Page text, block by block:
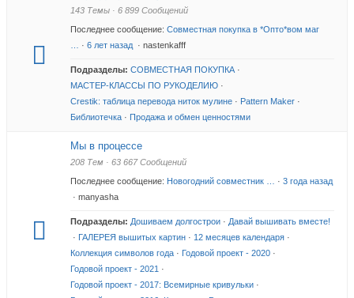
143 Темы · 6 899 Сообщений
Последнее сообщение: Совместная покупка в *Опто*вом маг
· 6 лет назад · nastenkafff
Подразделы: СОВМЕСТНАЯ ПОКУПКА ·
МАСТЕР-КЛАССЫ ПО РУКОДЕЛИЮ ·
Crestik: таблица перевода ниток мулине · Pattern Maker ·
Библиотечка · Продажа и обмен ценностями
Мы в процессе
208 Тем · 63 667 Сообщений
Последнее сообщение: Новогодний совместник … · 3 года назад
· manyasha
Подразделы: Дошиваем долгострои · Давай вышивать вместе!
· ГАЛЕРЕЯ вышитых картин · 12 месяцев календаря ·
Коллекция символов года · Годовой проект - 2020 ·
Годовой проект - 2021 ·
Годовой проект - 2017: Всемирные кривульки ·